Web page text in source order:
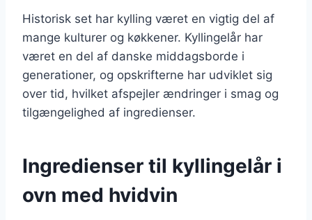
Historisk set har kylling været en vigtig del af
mange kulturer og køkkener. Kyllingelår har
været en del af danske middagsborde i
generationer, og opskrifterne har udviklet sig
over tid, hvilket afspejler ændringer i smag og
tilgængelighed af ingredienser.
Ingredienser til kyllingelår i
ovn med hvidvin